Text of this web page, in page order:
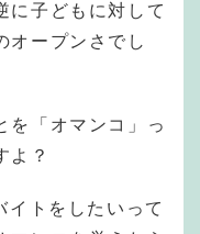
に子どもに対して
オープンさでし
を「オマンコ」っ
よ？
イトをしたいって